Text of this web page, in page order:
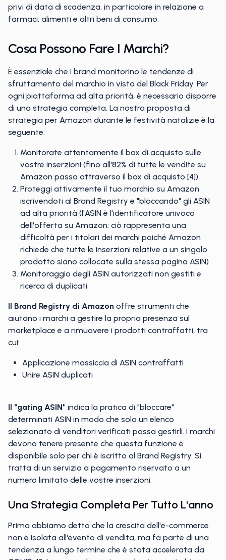
privi di data di scadenza, in particolare in relazione a
farmaci, alimenti e altri beni di consumo.
Cosa Possono Fare I Marchi?
È essenziale che i brand monitorino le tendenze di
sfruttamento del marchio in vista del Black Friday. Per
ogni piattaforma ad alta priorità, è necessario disporre
di una strategia completa. La nostra proposta di
strategia per Amazon durante le festività natalizie è la
seguente:
Monitorate attentamente il box di acquisto sulle
vostre inserzioni (fino all'82% di tutte le vendite su
Amazon passa attraverso il box di acquisto [4]).
Proteggi attivamente il tuo marchio su Amazon
iscrivendoti al Brand Registry e "bloccando" gli ASIN
ad alta priorità (l'ASIN è l'identificatore univoco
dell'offerta su Amazon; ciò rappresenta una
difficoltà per i titolari dei marchi poiché Amazon
richiede che tutte le inserzioni relative a un singolo
prodotto siano collocate sulla stessa pagina ASIN)
Monitoraggio degli ASIN autorizzati non gestiti e
ricerca di duplicati
Il Brand Registry di Amazon offre strumenti che
aiutano i marchi a gestire la propria presenza sul
marketplace e a rimuovere i prodotti contraffatti, tra
cui:
Applicazione massiccia di ASIN contraffatti
Unire ASIN duplicati
Il "gating ASIN" indica la pratica di "bloccare"
determinati ASIN in modo che solo un elenco
selezionato di venditori verificati possa gestirli. I marchi
devono tenere presente che questa funzione è
disponibile solo per chi è iscritto al Brand Registry. Si
tratta di un servizio a pagamento riservato a un
numero limitato delle vostre inserzioni.
Una Strategia Completa Per Tutto L'anno
Prima abbiamo detto che la crescita dell'e-commerce
non è isolata all'evento di vendita, ma fa parte di una
tendenza a lungo termine che è stata accelerata da